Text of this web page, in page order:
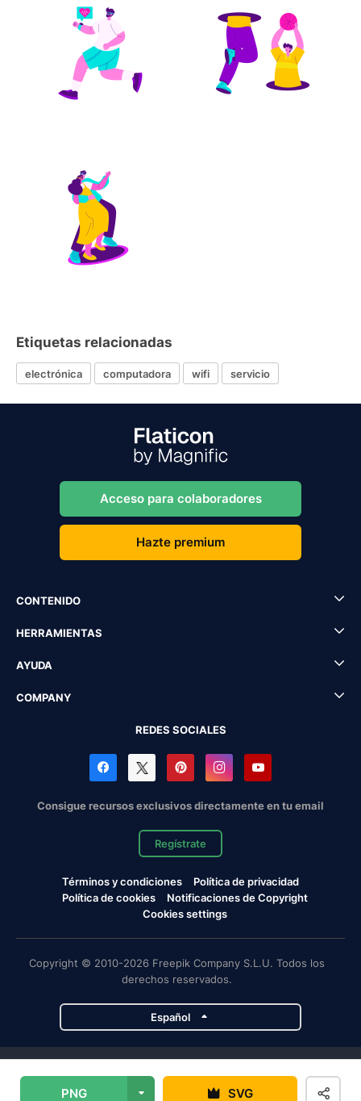
PNG SVG
Etiquetas relacionadas
electrónica computadora wifi servicio
Acceso para colaboradores
Hazte premium
CONTENIDO
HERRAMIENTAS
AYUDA
COMPANY
REDES SOCIALES
Consigue recursos exclusivos directamente en tu email
Regístrate
Términos y condiciones
Política de privacidad
Política de cookies
Notificaciones de Copyright
Cookies settings
Copyright © 2010-2026 Freepik Company S.L.U. Todos los
derechos reservados.
Español